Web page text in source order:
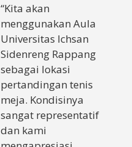
“Kita akan
menggunakan Aula
Universitas Ichsan
Sidenreng Rappang
sebagai lokasi
pertandingan tenis
meja. Kondisinya
sangat representatif
dan kami